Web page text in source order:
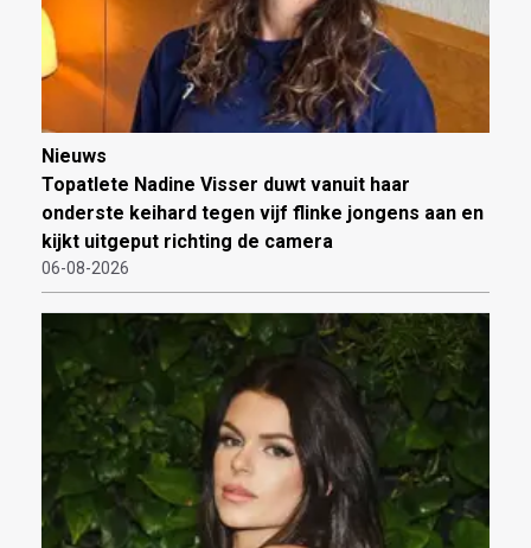
Nieuws
Topatlete Nadine Visser duwt vanuit haar
onderste keihard tegen vijf flinke jongens aan en
kijkt uitgeput richting de camera
06-08-2026